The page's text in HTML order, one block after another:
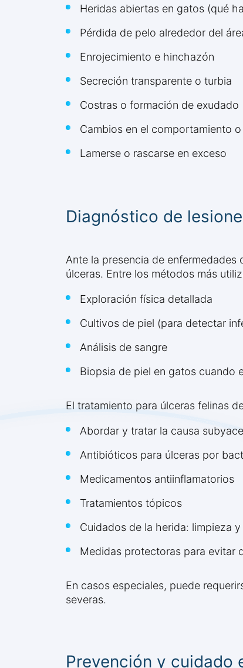
Heridas abiertas en gatos (qué
Pérdida de pelo alrededor del
Enrojecimiento e hinchazón
Secreción transparente o turbia
Costras o formación de exudado
Cambios en el comportamiento
Lamerse o rascarse en exceso
Diagnóstico de
Ante la presencia de
úlceras. Entre los métodos más
Exploración física detallada
Cultivos de piel (para detectar
Análisis de sangre
Biopsia de piel en gatos cuando
El tratamiento para úlceras felinas
Abordar y tratar la causa
Antibióticos para úlceras por
Medicamentos antiinflamatorios
Tratamientos tópicos
Cuidados de la herida: limpieza
Medidas protectoras para evitar
En casos especiales, puede
severas.
Prevención y cuidado